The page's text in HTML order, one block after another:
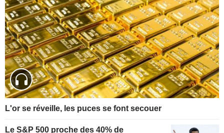
L'or se réveille, les puces se font secouer
Le S&P 500 proche des 40% de